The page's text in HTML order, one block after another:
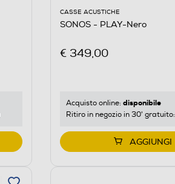
CASSE ACUSTICHE
SONOS - PLAY-Nero
€ 349,00
Acquisto online: disponibile
Ritiro in negozio in 30' gratuito:
AGGIUNGI